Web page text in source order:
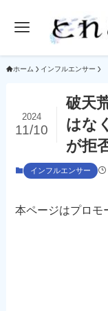
ホーム インフルエンサー
破天
はな
が拒
2024
11/10
インフルエンサー
本ページはプロモ